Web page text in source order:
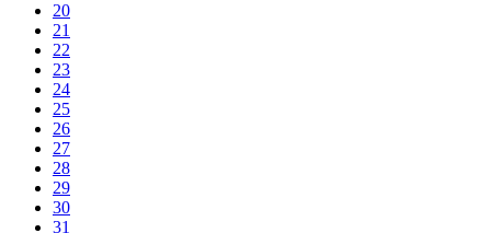
20
21
22
23
24
25
26
27
28
29
30
31